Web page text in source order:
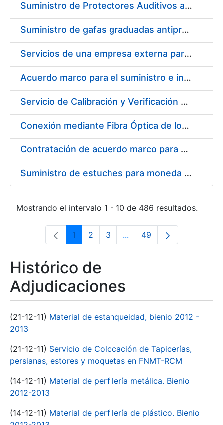
Suministro de Protectores Auditivos a medida para las personas trabajadoras de los Centros de Trabajo de Madrid y Burgos
Suministro de gafas graduadas antiproyecciones para los trabajadores de la FNMT-RCM en los centros de trabajo de Madrid y Burgos
Servicios de una empresa externa para el asesoramiento y resolución de los recursos de alzada que se presentan relacionados con procesos de selección para la FNMT-RCM
Acuerdo marco para el suministro e instalación de persianas, estores y otros complementos
Servicio de Calibración y Verificación Externa de los Equipos de Medición del Servicio de Prevención de la FNMT-RCM
Conexión mediante Fibra Óptica de los Centros de Proceso de Datos (CPDs) de las sedes de la FNMT-RCM de Burgos y Madrid
Contratación de acuerdo marco para el Suministro de Material de Electricidad para la Fábrica Nacional de Moneda y Timbre-Real Casa de la Moneda en su centro de trabajo de Burgos
Suministro de estuches para moneda de 30 €
Mostrando el intervalo 1 - 10 de 486 resultados.
Página
1 Página
2 Página
3 ...Páginas intermedias Use
Página
49
Histórico de
Adjudicaciones
(21-12-11) Material de estanqueidad, bienio 2012 -
2013
(21-12-11) Servicio de Colocación de Tapicerías,
persianas, estores y moquetas en FNMT-RCM
(14-12-11) Material de perfilería metálica. Bienio
2012-2013
(14-12-11) Material de perfilería de plástico. Bienio